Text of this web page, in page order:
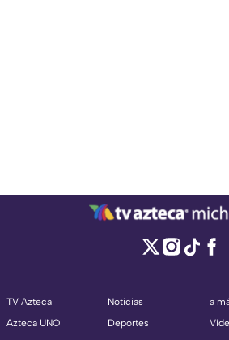
TV Azteca
Azteca UNO
Noticias
Deportes
a